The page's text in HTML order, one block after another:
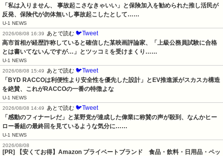
「私は入りません、 事故起こさなきゃいい」と保険加入を勧められた推し活民が
反発、保険代が勿体無いし事故起こしたとして……
U-1 NEWS
2026/08/08 16:39
あとで読む 🐦Tweet
高市首相が経歴詐称していると確信した某映画評論家、「上級公務員試験に合格
とは書いてないんですが…」とツッコミを受けまくり……
U-1 NEWS
2026/08/08 15:49
あとで読む 🐦Tweet
「BYD RACCOは利便性より安全性を優先した設計」とEV推進派がスカスカ構造
を絶賛、これがRACCOの一番の特徴よな
U-1 NEWS
2026/08/08 14:49
あとで読む 🐦Tweet
「感動のフィナーレだ」と某野党が達成した偉業に称賛の声が殺到、なんかヒー
ロー番組の最終回を見ているような気分に……
U-1 NEWS
2026/08/08
[PR] 【安くてお得】Amazon プライベートブランド 食品・飲料・日用品・ペッ